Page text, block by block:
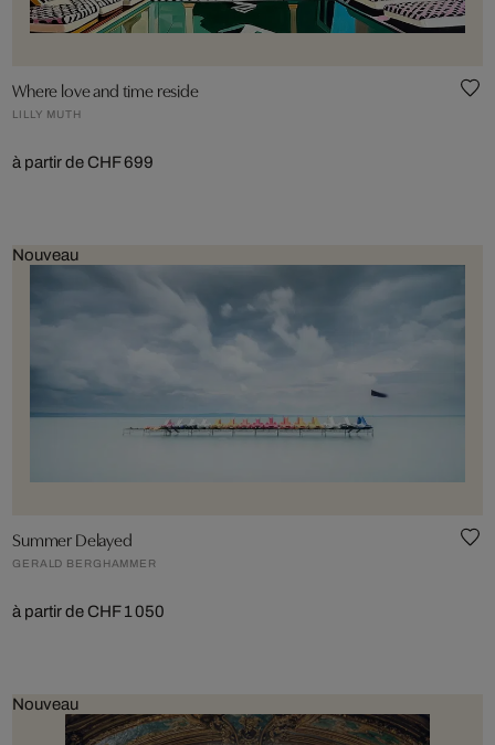
Where love and time reside
LILLY MUTH
à partir de CHF 699
Nouveau
Summer Delayed
GERALD BERGHAMMER
à partir de CHF 1 050
Nouveau